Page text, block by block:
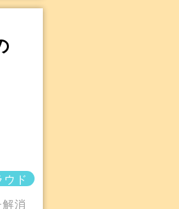
ウド
消